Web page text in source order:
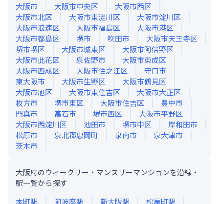
大阪市
大阪市中央区
大阪市西区
大阪市北区
大阪市東淀川区
大阪市淀川区
大阪市浪速区
大阪市福島区
大阪市港区
大阪市都島区
堺市 吹田市
大阪市天王寺区
堺市堺区
大阪市城東区
大阪市阿倍野区
大阪市此花区
泉佐野市
大阪市東成区
大阪市西成区
大阪市住之江区
守口市
東大阪市
大阪市生野区
大阪市鶴見区
大阪市旭区
大阪市東住吉区
大阪市大正区
枚方市
堺市東区 大阪市住吉区
豊中市
門真市
高石市 堺市西区
大阪市平野区
大阪市西淀川区
池田市 堺市中区
岸和田市
松原市
泉北郡忠岡町 泉南市
泉大津市
茨木市
大阪府のウィークリー・マンスリーマンションを沿線・
駅一覧から探す
本町駅 阿波座駅 新大阪駅 松屋町駅